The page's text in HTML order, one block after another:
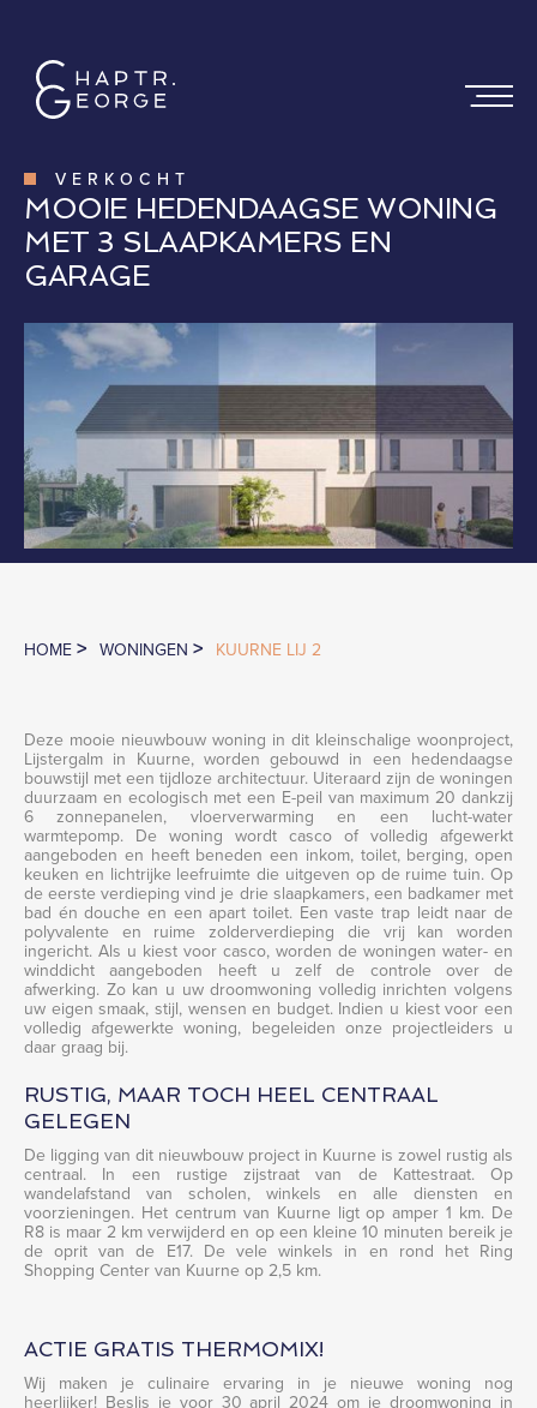
VERKOCHT
MOOIE HEDENDAAGSE WONING
MET 3 SLAAPKAMERS EN
GARAGE
HOME> WONINGEN > KUURNE LIJ 2
Deze mooie nieuwbouw woning in dit kleinschalige woonproject,
Lijstergalm in Kuurne, worden gebouwd in een hedendaagse
bouwstijl met een tijdloze architectuur. Uiteraard zijn de woningen
duurzaam en ecologisch met een E-peil van maximum 20 dankzij
6 zonnepanelen, vloerverwarming en een lucht-water
warmtepomp. De woning wordt casco of volledig afgewerkt
aangeboden en heeft beneden een inkom, toilet, berging, open
keuken en lichtrijke leefruimte die uitgeven op de ruime tuin. Op
de eerste verdieping vind je drie slaapkamers, een badkamer met
bad én douche en een apart toilet. Een vaste trap leidt naar de
polyvalente en ruime zolderverdieping die vrij kan worden
ingericht. Als u kiest voor casco, worden de woningen water- en
winddicht aangeboden heeft u zelf de controle over de
afwerking. Zo kan u uw droomwoning volledig inrichten volgens
uw eigen smaak, stijl, wensen en budget. Indien u kiest voor een
volledig afgewerkte woning, begeleiden onze projectleiders u
daar graag bij.
RUSTIG, MAAR TOCH HEEL CENTRAAL
GELEGEN
De ligging van dit nieuwbouw project in Kuurne is zowel rustig als
centraal. In een rustige zijstraat van de Kattestraat. Op
wandelafstand van scholen, winkels en alle diensten en
voorzieningen. Het centrum van Kuurne ligt op amper 1 km. De
R8 is maar 2 km verwijderd en op een kleine 10 minuten bereik je
de oprit van de E17. De vele winkels in en rond het Ring
Shopping Center van Kuurne op 2,5 km.
ACTIE GRATIS THERMOMIX!
Wij maken je culinaire ervaring in je nieuwe woning nog
heerlijker! Beslis je voor 30 april 2024 om je droomwoning in